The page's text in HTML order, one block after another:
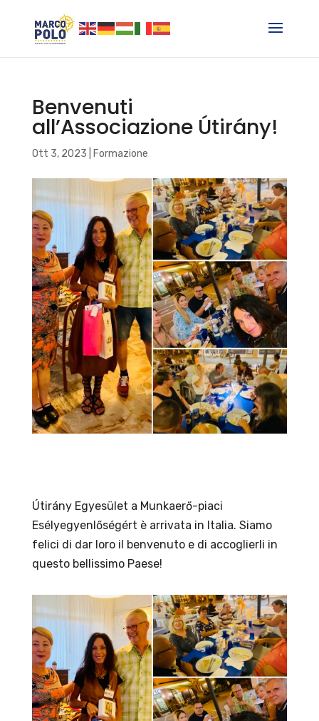
Benvenuti
all’Associazione Útirány!
Ott 3, 2023 Formazione
Útirány Egyesület a Munkaerő-piaci
Esélyegyenlőségért è arrivata in Italia. Siamo
felici di dar loro il benvenuto e di accoglierli in
questo bellissimo Paese!